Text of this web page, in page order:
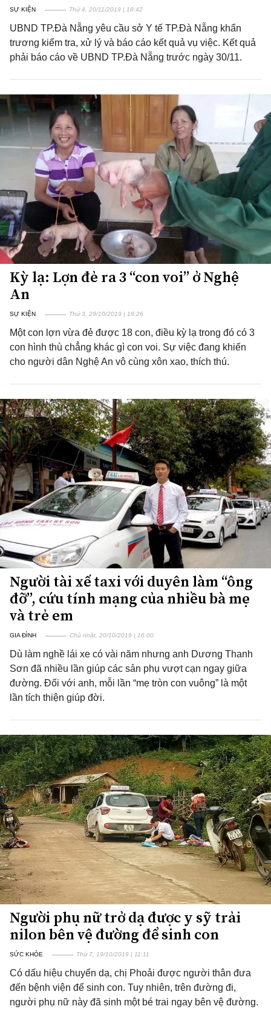
SỰ KIỆN Thứ 4, 20/11/2019 | 18:42
UBND TP.Đà Nẵng yêu cầu sở Y tế TP.Đà Nẵng khẩn
trương kiểm tra, xử lý và báo cáo kết quả vụ việc. Kết quả
phải báo cáo về UBND TP.Đà Nẵng trước ngày 30/11.
Kỳ lạ: Lợn đẻ ra 3 “con voi” ở Nghệ
An
SỰ KIỆN Thứ 3, 29/10/2019 | 18:26
Một con lợn vừa đẻ được 18 con, điều kỳ lạ trong đó có 3
con hình thù chẳng khác gì con voi. Sự việc đang khiến
cho người dân Nghệ An vô cùng xôn xao, thích thú.
Người tài xế taxi với duyên làm “ông
đỡ”, cứu tính mạng của nhiều bà mẹ
và trẻ em
GIA ĐÌNH Chủ nhật, 20/10/2019 | 16:00
Dù làm nghề lái xe có vài năm nhưng anh Dương Thanh
Sơn đã nhiều lần giúp các sản phụ vượt cạn ngay giữa
đường. Đối với anh, mỗi lần “mẹ tròn con vuông” là một
lần tích thiện giúp đời.
Người phụ nữ trở dạ được y sỹ trải
nilon bên vệ đường để sinh con
SỨC KHỎE Thứ 7, 19/10/2019 | 11:11
Có dấu hiệu chuyển dạ, chị Phoải được người thân đưa
đến bệnh viện để sinh con. Tuy nhiên, trên đường đi,
người phụ nữ này đã sinh một bé trai ngay bên vệ đường.